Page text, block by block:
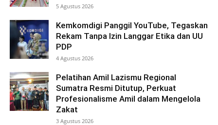
5 Agustus 2026
Kemkomdigi Panggil YouTube, Tegaskan
Rekam Tanpa Izin Langgar Etika dan UU
PDP
4 Agustus 2026
Pelatihan Amil Lazismu Regional
Sumatra Resmi Ditutup, Perkuat
Profesionalisme Amil dalam Mengelola
Zakat
3 Agustus 2026